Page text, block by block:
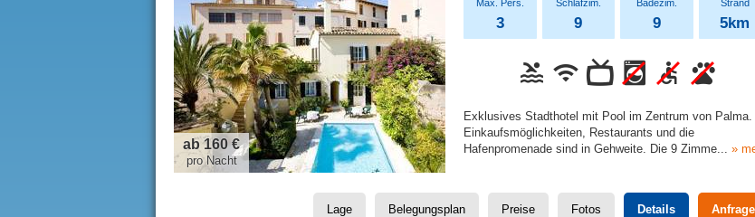
3 9 9 5km
ab 160 €
pro Nacht
Exklusives Stadthotel mit Pool im Zentrum von Palma.
Einkaufsmöglichkeiten, Restaurants und die
Hafenpromenade sind in Gehweite. Die 9 Zimme... »
Lage Belegungsplan Preise Fotos Details Anfrage